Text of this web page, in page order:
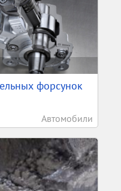
форсунок
Автомобили